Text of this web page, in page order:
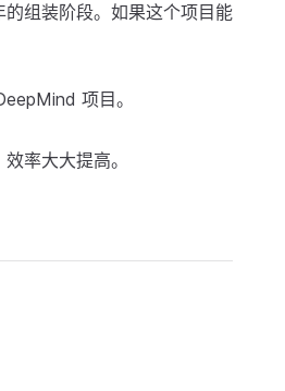
组装阶段。如果这个项目能
项目。
率大大提高。